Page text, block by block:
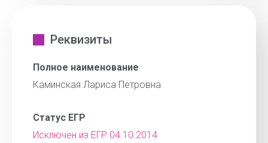
Реквизиты
Полное наименование
Каминская Лариса Петровна
Статус ЕГР
Исключен из ЕГР 04.10.2014